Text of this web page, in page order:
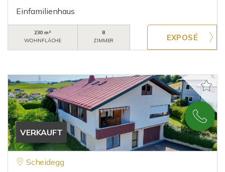
Einfamilienhaus
230 m²
WOHNFLÄCHE
8
ZIMMER
VERKAUFT
Scheidegg